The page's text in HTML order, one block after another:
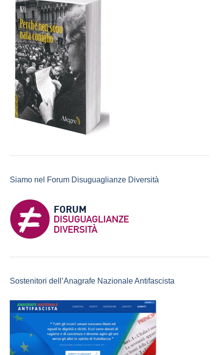
Siamo nel Forum Disuguaglianze Diversità
Sostenitori dell’Anagrafe Nazionale Antifascista